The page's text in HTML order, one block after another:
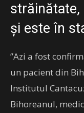
străinătate,
şi este în
”Azi a fost
un pacient din
Institutul
Bihoreanul,